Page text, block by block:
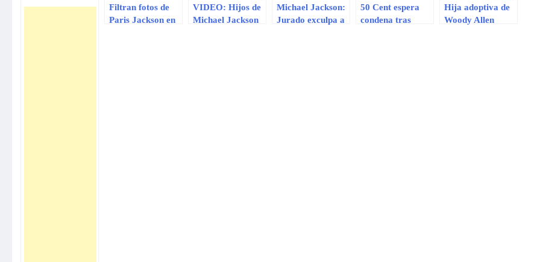
Filtran fotos de
Paris Jackson en
VIDEO: Hijos de
Michael Jackson
Michael Jackson:
Jurado exculpa a
50 Cent espera
condena tras
Hija adoptiva de
Woody Allen